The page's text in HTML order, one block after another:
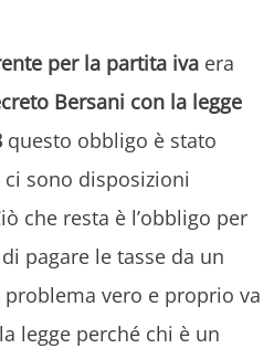
per la partita iva era
Bersani con la legge
questo obbligo è stato
sono disposizioni
che resta è l’obbligo per
di pagare le tasse da un
vero e proprio va
legge perché chi è un